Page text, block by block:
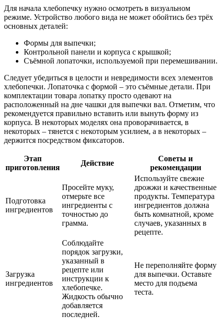
Для начала хлебопечку нужно осмотреть в визуальном
режиме. Устройство любого вида не может обойтись без трёх
основных деталей:
Формы для выпечки;
Контрольной панели и корпуса с крышкой;
Съёмной лопаточки, используемой при перемешивании.
Следует убедиться в целости и невредимости всех элементов
хлебопечки. Лопаточка с формой – это съёмные детали. При
комплектации товара лопатку просто одевают на
расположенный на дне чашки для выпечки вал. Отметим, что
рекомендуется правильно вставить или вынуть форму из
корпуса. В некоторых моделях она проворачивается, в
некоторых – тянется с некоторым усилием, а в некоторых –
держится посредством фиксаторов.
Этап
приготовления
Действие
Советы и
рекомендации
Подготовка
ингредиентов
Просейте муку,
отмерьте все
ингредиенты с
точностью до
грамма.
Используйте свежие
дрожжи и качественные
продукты. Температура
ингредиентов должна
быть комнатной, кроме
случаев, указанных в
рецепте.
Загрузка
ингредиентов
Соблюдайте
порядок загрузки,
указанный в
рецепте или
инструкции к
хлебопечке.
Жидкость обычно
добавляется
последней.
Не переполняйте форму
для выпечки. Оставьте
место для подъема
теста.